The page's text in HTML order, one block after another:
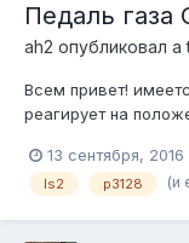
Педаль газа
ah2 опубликовал a
Всем привет!
реагирует на
Voltage Correlation
tcc switch для
13 сентября, 2016
ls2 p3128 (и